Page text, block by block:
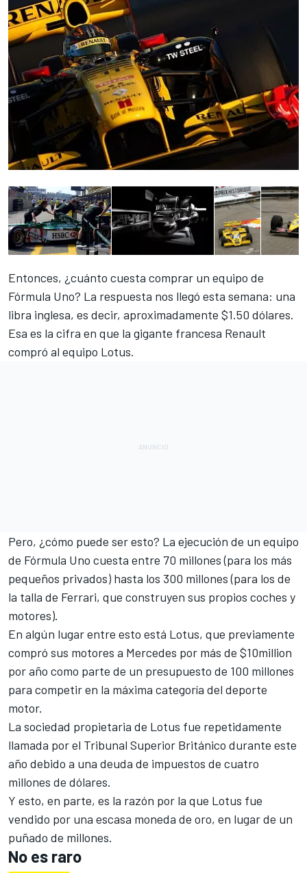
Entonces, ¿cuánto cuesta comprar un equipo de
Fórmula Uno? La respuesta nos llegó esta semana: una
libra inglesa, es decir, aproximadamente $1.50 dólares.
Esa es la cifra en que la gigante francesa Renault
compró al equipo Lotus.
Pero, ¿cómo puede ser esto? La ejecución de un equipo
de Fórmula Uno cuesta entre 70 millones (para los más
pequeños privados) hasta los 300 millones (para los de
la talla de Ferrari, que construyen sus propios coches y
motores).
En algún lugar entre esto está Lotus, que previamente
compró sus motores a Mercedes por más de $10million
por año como parte de un presupuesto de 100 millones
para competir en la máxima categoría del deporte
motor.
La sociedad propietaria de Lotus fue repetidamente
llamada por el Tribunal Superior Británico durante este
año debido a una deuda de impuestos de cuatro
millones de dólares.
Y esto, en parte, es la razón por la que Lotus fue
vendido por una escasa moneda de oro, en lugar de un
puñado de millones.
No es raro